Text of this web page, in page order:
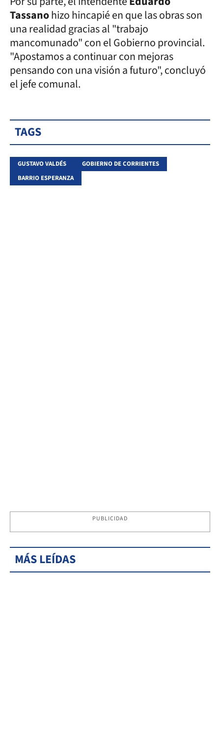
Tassanohizo hincapié en que las obras son
una realidad gracias al "trabajo
mancomunado" con el Gobierno provincial.
"Apostamos a continuar con mejoras
pensando con una visión a futuro", concluyó
el jefe comunal.
TAGS
GUSTAVO VALDÉS
GOBIERNO DE CORRIENTES
BARRIO ESPERANZA
PUBLICIDAD
MÁS LEÍDAS